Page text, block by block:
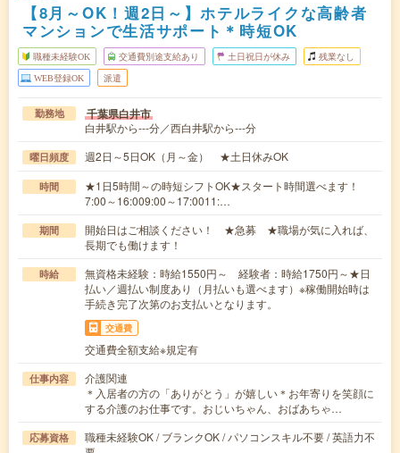
【8月～OK！週2日～】ホテルライクな高齢者
マンションで生活サポート＊時短OK
職種未経験OK 交通費別途支給あり 土日祝日が休み 残業なし
WEB登録OK 派遣
勤務地 千葉県白井市
白井駅から---分／西白井駅から---分
曜日頻度 週2日～5日OK（月～金） ★土日休みOK
時間
★1日5時間～の時短シフトOK★スタート時間選べます！
7:00～16:009:00～17:0011:…
期間
開始日はご相談ください！ ★急募 ★職場が気に入れば、
長期でも働けます！
時給
無資格未経験：時給1550円～ 経験者：時給1750円～★日
払い／週払い制度あり（月払いも選べます）※稼働開始時は
手続き完了次第のお支払いとなります。
交通費
交通費全額支給※規定有
仕事内容
介護関連
＊入居者の方の「ありがとう」が嬉しい＊お年寄りを笑顔に
する介護のお仕事です。おじいちゃん、おばあちゃ…
応募資格
職種未経験OK / ブランクOK / パソコンスキル不要 / 英語力不